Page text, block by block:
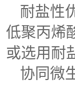
耐盐性
低聚丙烯
或选用耐
协同微